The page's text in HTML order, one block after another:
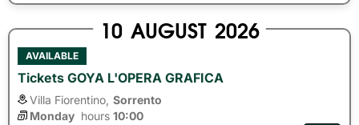
10 AUGUST 2026
AVAILABLE
Tickets GOYA L'OPERA GRAFICA
Villa Fiorentino, Sorrento
Monday hours 10:00